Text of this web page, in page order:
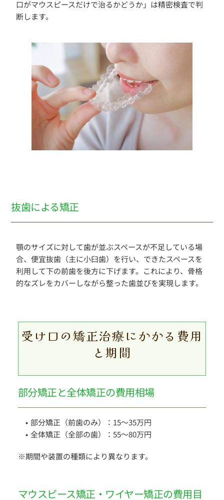
口がマウスピースだけで治るかどうか」は精密検査で判
断します。
抜歯による矯正
顎のサイズに対して歯が並ぶスペースが不足している場
合、便宜抜歯（主に小臼歯）を行い、できたスペースを
利用して下の前歯を後方に下げます。これにより、骨格
的なズレをカバーしながら整った歯並びを実現します。
受け口の矯正治療にかかる費用
と期間
部分矯正と全体矯正の費用相場
部分矯正（前歯のみ）：15〜35万円
全体矯正（全部の歯）：55〜80万円
※期間や装置の種類により異なります。
マウスピース矯正・ワイヤー矯正の費用目